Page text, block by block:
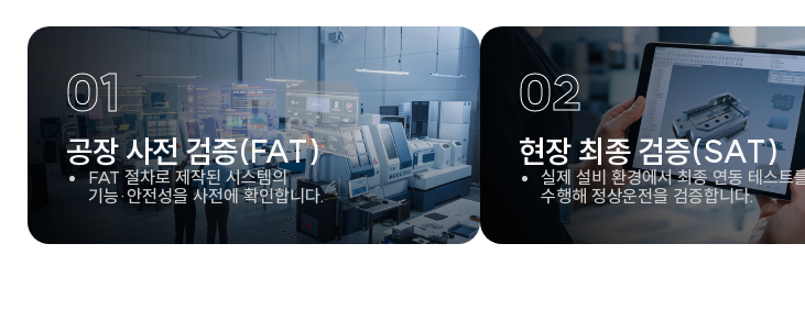
01
공장 사전 검증(FAT)
FAT 절차로 제작된 시스템의
기능·안전성을 사전에 확인합니다.
02
현장 최종 검증(SAT)
실제 설비 환경에서 최종 연동 테스트
수행해 정상운전을 검증합니다.